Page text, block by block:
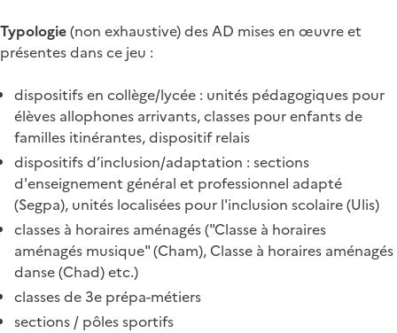
Typologie(non exhaustive) des AD mises en œuvre et
présentes dans ce jeu :
dispositifs en collège/lycée : unités pédagogiques pour
élèves allophones arrivants, classes pour enfants de
familles itinérantes, dispositif relais
dispositifs d’inclusion/adaptation : sections
d'enseignement général et professionnel adapté
(Segpa), unités localisées pour l'inclusion scolaire (Ulis)
classes à horaires aménagés ("Classe à horaires
aménagés musique" (Cham), Classe à horaires aménagés
danse (Chad) etc.)
classes de 3e prépa-métiers
sections / pôles sportifs